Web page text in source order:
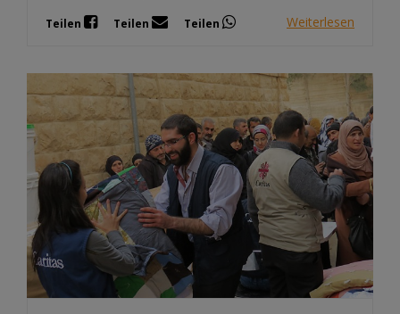
Teilen Teilen Teilen Weiterlesen